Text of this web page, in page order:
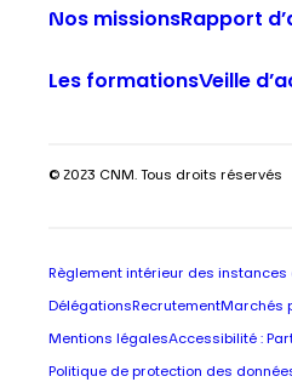
Nos missionsRapport
Les formationsVeille
© 2023 CNM. Tous droits réservés
Règlement intérieur des
Délégations RecrutementMarchés
Mentions légalesAccessibilité :
Politique de protection des